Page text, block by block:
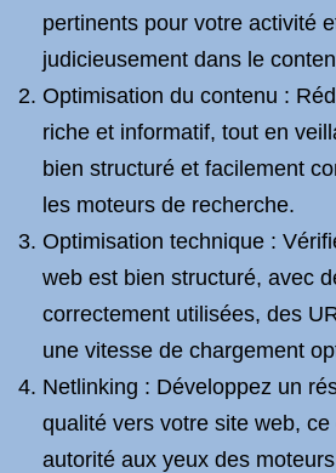
pertinents pour votre activité
judicieusement dans le
Optimisation du contenu :
riche et informatif, tout en
bien structuré et facilement
les moteurs de recherche.
Optimisation technique :
web est bien structuré, avec
correctement utilisées, des
une vitesse de chargement
Netlinking : Développez un
qualité vers votre site web,
autorité aux yeux des